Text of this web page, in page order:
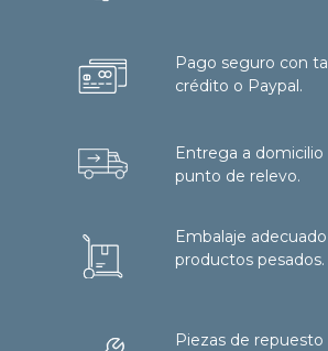
Pago seguro con
crédito o Paypal.
Entrega a domicilio
punto de relevo.
Embalaje
productos pesados.
Piezas de repuesto